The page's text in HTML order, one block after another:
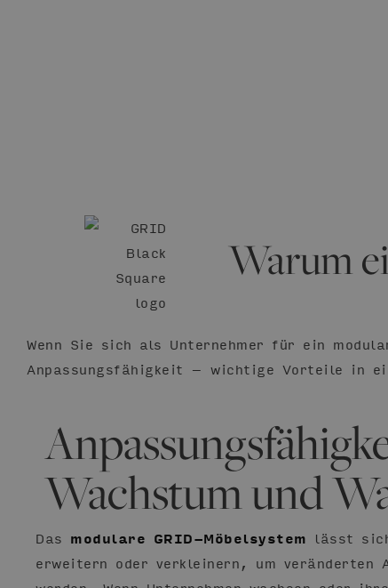
Warum
Wenn Sie sich als Unternehmer für ein
Anpassungsfähigkeit – wichtige Vorteile in
Wachstum und
Das modulare GRID-Möbelsystem lässt
erweitern oder verkleinern, um veränderten